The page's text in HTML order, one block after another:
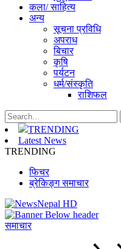
कला/ साहित्य
अन्य
सूचना प्रविधि
अपराध
बिचार
कृषि
पर्यटन
धर्म/संस्कृति
राशिफल
TRENDING
Latest News
TRENDING
फिचर
ब्रेकिङ्ग समाचार
समाचार